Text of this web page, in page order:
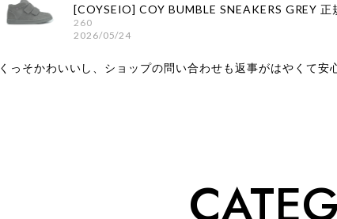
260
2026/05/24
くっそかわいいし、ショップの問い合わせも返事がはやくて安